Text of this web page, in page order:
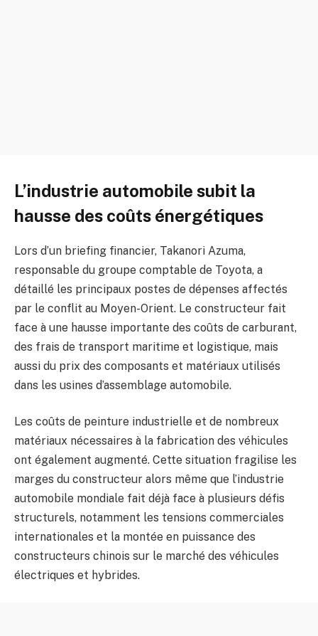
L’industrie automobile subit la
hausse des coûts énergétiques
Lors d’un briefing financier, Takanori Azuma,
responsable du groupe comptable de Toyota, a
détaillé les principaux postes de dépenses affectés
par le conflit au Moyen-Orient. Le constructeur fait
face à une hausse importante des coûts de carburant,
des frais de transport maritime et logistique, mais
aussi du prix des composants et matériaux utilisés
dans les usines d’assemblage automobile.
Les coûts de peinture industrielle et de nombreux
matériaux nécessaires à la fabrication des véhicules
ont également augmenté. Cette situation fragilise les
marges du constructeur alors même que l’industrie
automobile mondiale fait déjà face à plusieurs défis
structurels, notamment les tensions commerciales
internationales et la montée en puissance des
constructeurs chinois sur le marché des véhicules
électriques et hybrides.